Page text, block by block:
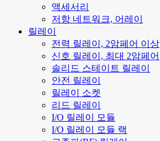
액세서리
저항 네트워크, 어레이
릴레이
전력 릴레이, 2암페어 이상
신호 릴레이, 최대 2암페어
솔리드 스테이트 릴레이
안전 릴레이
릴레이 소켓
리드 릴레이
I/O 릴레이 모듈
I/O 릴레이 모듈 랙